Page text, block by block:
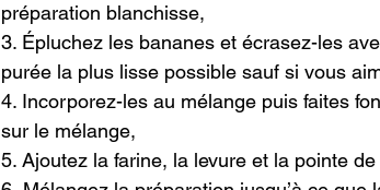
préparation blanchisse,
3. Épluchez les bananes et écrasez-les
purée la plus lisse possible sauf si vous
4. Incorporez-les au mélange puis faites
sur le mélange,
5. Ajoutez la farine, la levure et la pointe de